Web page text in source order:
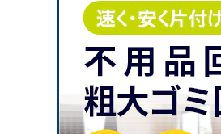
2025年9月
2025年8月
2025年6月
2025年5月
2025年3月
2025年2月
年
2024年12月 2024年11月